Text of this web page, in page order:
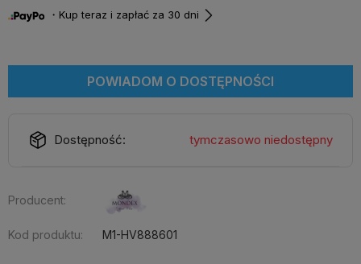
・Kup teraz i zapłać za 30 dni
POWIADOM O DOSTĘPNOŚCI
Dostępność: tymczasowo niedostępny
Producent:
Kod produktu: M1-HV888601